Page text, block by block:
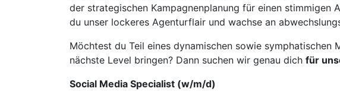
der strategischen Kampagnenplanung für einen
du unser lockeres Agenturflair und wachse an
Möchtest du Teil eines dynamischen sowie symphatischen
nächste Level bringen? Dann suchen wir genau dich für
Social Media Specialist (w/m/d)